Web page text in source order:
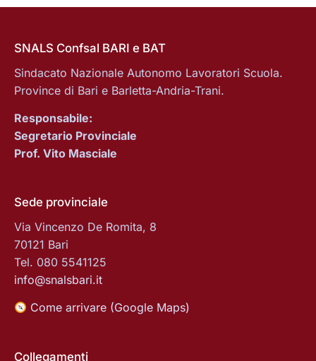
SNALS Confsal BARI e BAT
Sindacato Nazionale Autonomo Lavoratori Scuola.
Province di Bari e Barletta-Andria-Trani.
Responsabile:
Segretario Provinciale
Prof. Vito Masciale
Sede provinciale
Via Vincenzo De Romita, 8
70121 Bari
Tel. 080 5541125
info@snalsbari.it
Come arrivare (Google Maps)
Collegamenti